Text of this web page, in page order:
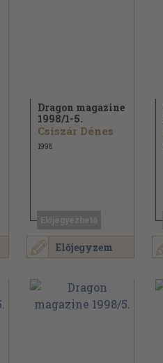
Előjegyzem
Dragon magazine
1998/1-5.
Csiszár Dénes
1998